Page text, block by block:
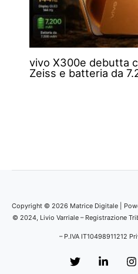
vivo X300e debutta
Zeiss e batteria da
Copyright © 2026 Matrice Digitale |
© 2024, Livio Varriale – Registrazione
– P.IVA IT10498911212